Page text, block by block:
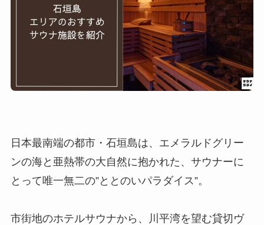
日本最南端の都市・石垣島は、エメラルドグリー
ンの海と亜熱帯の大自然に抱かれた、サウナーに
とって唯一無二の”ととのいパラダイス”。
市街地のホテルサウナから、川平湾を望む貸切ヴ